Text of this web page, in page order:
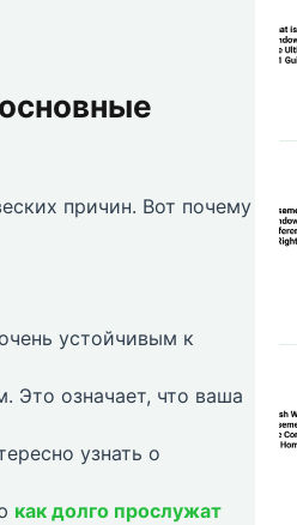
причин. Вот почему
устойчивым к
Это означает, что ваша
узнать о
как долго прослужат